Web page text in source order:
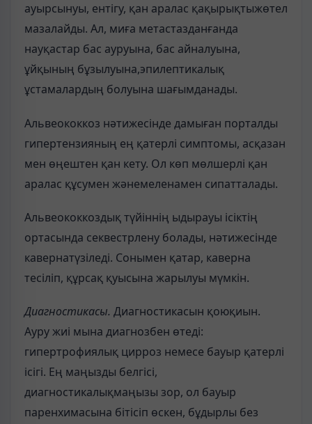
ауырсынуы, ентігу, қан аралас қақырықтыжөтел
мазалайды. Ал, миға метастазданғанда
науқастар бас ауруына, бас айналуына,
ұйқының бұзылуына,эпилептикалық
ұстамалардың болуына шағымданады.
Альвеококкоз нәтижесінде дамыған порталды
гипертензияның ең қатерлі симптомы, асқазан
мен өңештен қан кету. Ол көп мөлшерлі қан
аралас құсумен жәнемеленамен сипатталады.
Альвеококкоздық түйіннің ыдырауы ісіктің
ортасында секвестрлену болады, нәтижесінде
кавернатүзіледі. Сонымен қатар, каверна
тесіліп, құрсақ қуысына жарылуы мүмкін.
Диагностикасы. Диагностикасын қоюқиын.
Ауру жиі мына диагнозбен өтеді:
гипертрофиялық цирроз немесе бауыр қатерлі
ісігі. Ең маңызды белгісі,
диагностикалықмаңызы зор, ол бауыр
паренхимасына бітісіп өскен, бұдырлы без